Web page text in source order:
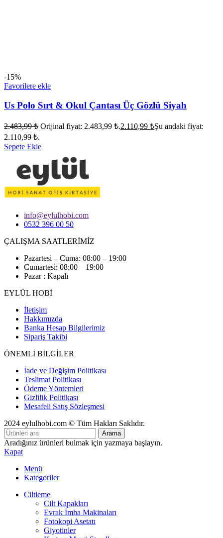
-15%
Favorilere ekle
Us Polo Sırt & Okul Çantası Üç Gözlü Siyah
2.483,99₺ Orijinal fiyat: 2.483,99 ₺.2.110,99 ₺Şu andaki fiyat:
2.110,99 ₺.
Sepete Ekle
info@eylulhobi.com
0532 396 00 50
ÇALIŞMA SAATLERİMİZ
Pazartesi – Cuma: 08:00 – 19:00
Cumartesi: 08:00 – 19:00
Pazar : Kapalı
EYLÜL HOBİ
İletişim
Hakkımızda
Banka Hesap Bilgilerimiz
Sipariş Takibi
ÖNEMLİ BİLGİLER
İade ve Değişim Politikası
Teslimat Politikası
Ödeme Yöntemleri
Gizlilik Politikası
Mesafeli Satış Sözleşmesi
2024 eylulhobi.com © Tüm Hakları Saklıdır.
Arama
Aradığınız ürünleri bulmak için yazmaya başlayın.
Kapat
Menü
Kategoriler
Ciltleme
Cilt Kapakları
Evrak İmha Makinaları
Fotokopi Asetatı
Giyotinler